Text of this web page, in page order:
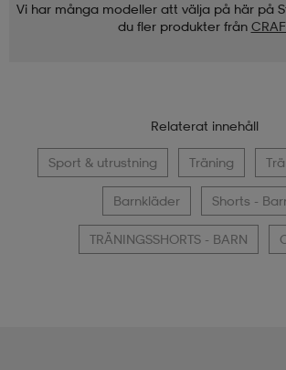
Vi har många modeller att välja på här på
du fler produkter från
Relaterat innehåll
Sport & utrustning Träning
Barnkläder Shorts -
TRÄNINGSSHORTS - BARN